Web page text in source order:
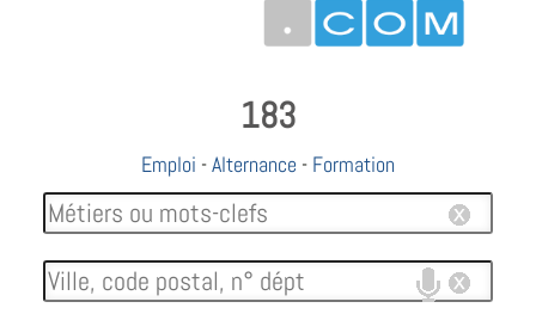
183
Emploi -Alternance - Formation